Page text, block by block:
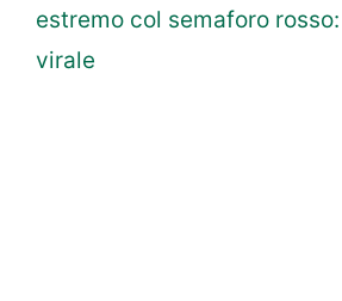
estremo col semaforo
virale